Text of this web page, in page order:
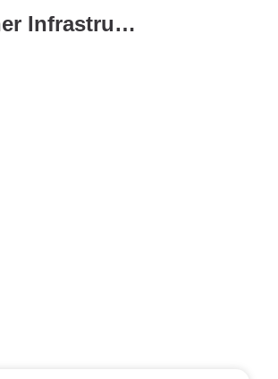
Wie hängt Bewegung mit urbaner Infrastruktur zusammen?